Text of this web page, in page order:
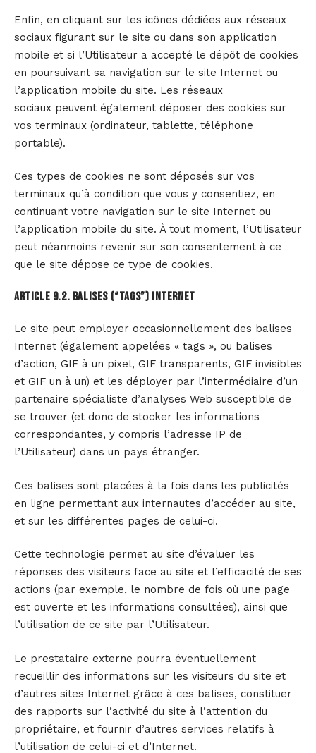
Enfin, en cliquant sur les icônes dédiées aux réseaux
sociaux figurant sur le site ou dans son application
mobile et si l’Utilisateur a accepté le dépôt de cookies
en poursuivant sa navigation sur le site Internet ou
l’application mobile du site. Les réseaux
sociaux peuvent également déposer des cookies sur
vos terminaux (ordinateur, tablette, téléphone
portable).
Ces types de cookies ne sont déposés sur vos
terminaux qu’à condition que vous y consentiez, en
continuant votre navigation sur le site Internet ou
l’application mobile du site. À tout moment, l’Utilisateur
peut néanmoins revenir sur son consentement à ce
que le site dépose ce type de cookies.
Article 9.2. BALISES (“TAGS”) INTERNET
Le site peut employer occasionnellement des balises
Internet (également appelées « tags », ou balises
d’action, GIF à un pixel, GIF transparents, GIF invisibles
et GIF un à un) et les déployer par l’intermédiaire d’un
partenaire spécialiste d’analyses Web susceptible de
se trouver (et donc de stocker les informations
correspondantes, y compris l’adresse IP de
l’Utilisateur) dans un pays étranger.
Ces balises sont placées à la fois dans les publicités
en ligne permettant aux internautes d’accéder au site,
et sur les différentes pages de celui-ci.
Cette technologie permet au site d’évaluer les
réponses des visiteurs face au site et l’efficacité de ses
actions (par exemple, le nombre de fois où une page
est ouverte et les informations consultées), ainsi que
l’utilisation de ce site par l’Utilisateur.
Le prestataire externe pourra éventuellement
recueillir des informations sur les visiteurs du site et
d’autres sites Internet grâce à ces balises, constituer
des rapports sur l’activité du site à l’attention du
propriétaire, et fournir d’autres services relatifs à
l’utilisation de celui-ci et d’Internet.